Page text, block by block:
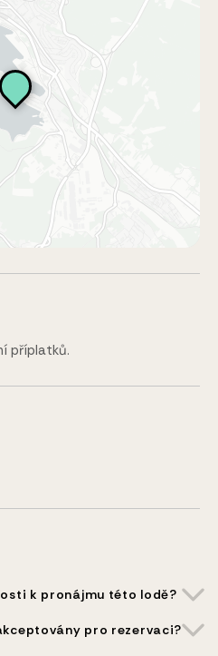
příplatků.
k pronájmu této lodě?
pro rezervaci?